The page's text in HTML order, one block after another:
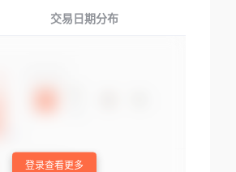
交易日期分布
登录查看更多